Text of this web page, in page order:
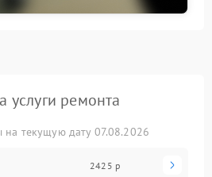
услуги ремонта
на текущую дату 07.08.2026
2425 р